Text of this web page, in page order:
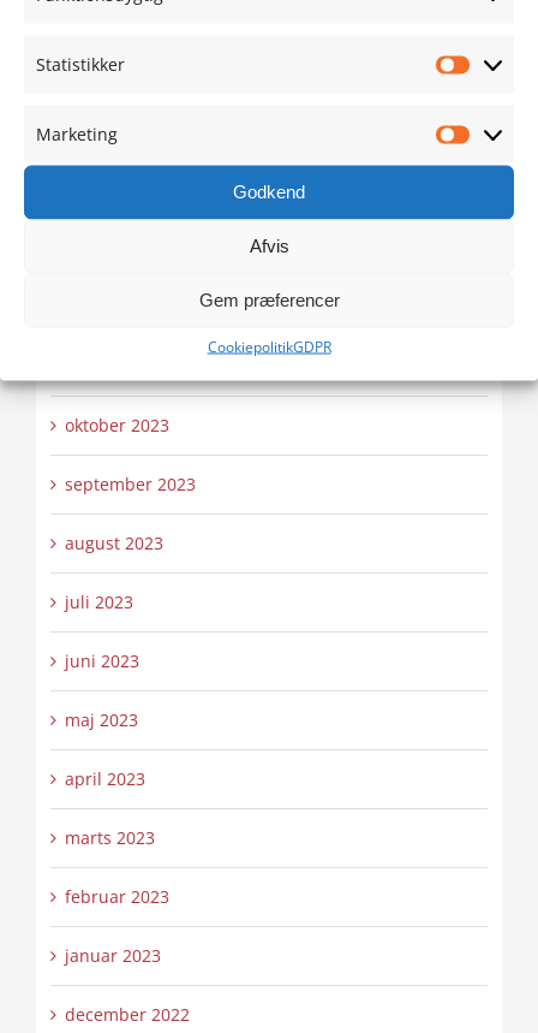
Statistikker
Marketing
Godkend
Afvis
Gem præferencer
CookiepolitikGDPR
maj 2024
april 2024
marts 2024
oktober 2023
september 2023
august 2023
juli 2023
juni 2023
maj 2023
april 2023
marts 2023
februar 2023
januar 2023
december 2022